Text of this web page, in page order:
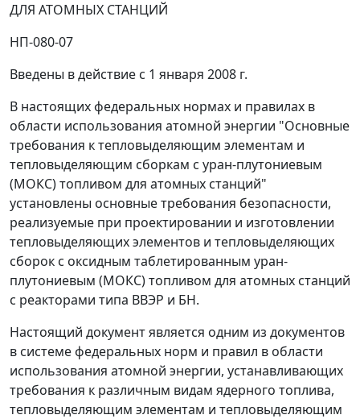
ДЛЯ АТОМНЫХ СТАНЦИЙ
НП-080-07
Введены в действие с 1 января 2008 г.
В настоящих федеральных нормах и правилах в
области использования атомной энергии "Основные
требования к тепловыделяющим элементам и
тепловыделяющим сборкам с уран-плутониевым
(МОКС) топливом для атомных станций"
установлены основные требования безопасности,
реализуемые при проектировании и изготовлении
тепловыделяющих элементов и тепловыделяющих
сборок с оксидным таблетированным уран-
плутониевым (МОКС) топливом для атомных станций
с реакторами типа ВВЭР и БН.
Настоящий документ является одним из документов
в системе федеральных норм и правил в области
использования атомной энергии, устанавливающих
требования к различным видам ядерного топлива,
тепловыделяющим элементам и тепловыделяющим